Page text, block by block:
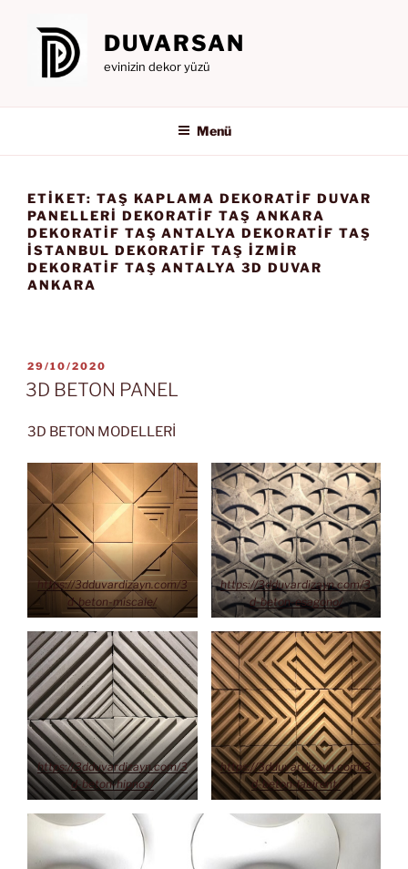
DUVARSAN
evinizin dekor yüzü
Menü
ETIKET: TAŞ KAPLAMA DEKORATIF DUVAR
PANELLERI DEKORATIF TAŞ ANKARA
DEKORATIF TAŞ ANTALYA DEKORATIF TAŞ
ISTANBUL DEKORATIF TAŞ IZMIR
DEKORATIF TAŞ ANTALYA 3D DUVAR
ANKARA
YAYIM
TARIHI
29/10/2020
3D BETON PANEL
3D BETON MODELLERİ
https://3dduvardizayn.com/3
d-beton-miscale/
https://3dduvardizayn.com/3
d-beton-esagono/
https://3dduvardizayn.com/3
d-beton-hipnoz/
https://3dduvardizayn.com/3
d-beton-labirent/